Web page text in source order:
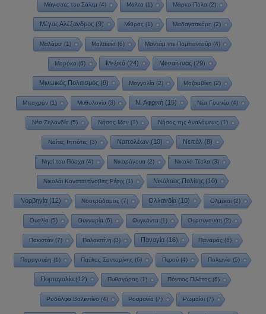
Μάγισσες του Σάλεμ (4) Μάλτα (1) Μάρκο Πόλο (2)
Μέγας Αλέξανδρος(9) Μίθρας (1) Μαδαγασκάρη (2)
Μαλάουι (1) Μαλαισία (6) Μαντάμ ντε Πομπαντούρ (4)
Μαρόκο (6) Μεξικό (24) Μεσαίωνας (29)
Μινωικός Πολιτισμός (9) Μογγολία (2) Μοζαμβίκη (2)
Μπαχρέιν(1) Μυθολογία(3) Ν. Αφρική(15) Νέα Γουινέα(4)
Νέα Ζηλανδία (5) Νήσος Μαν (1) Νήσος της Αναλήψεως (1)
Ναΐτες Ιππότες (3) Ναπολέων (10) Νεπάλ (8)
Νησί του Πάσχα(4) Νικαράγουα(2) Νικολά Τέσλα(3)
Νικολάι Κονσταντίνοβιτς Ρέριχ(1) Νικόλαος Πολίτης(10)
Νορβηγία(12) Νοστράδαμος (7) Ολλανδία(10) Ολμέκοι(2)
Ουαλία(5) Ουγγαρία(6) Ουγκάντα(1) Ουρουγουάη (2)
Πακιστάν(7) Παλαιστίνη (3) Παναγία(16) Παναμάς (6)
Παραγουάη (1) Παύλος Σαντορίνης (6) Περού (4) Πολωνία (5)
Πορτογαλία (12) Πυθαγόρας (1) Πόντιος Πιλάτος (6)
Ροδόλφο Βαλεντίνο (4) Ρουμανία (7) Ρωμαίοι (7)